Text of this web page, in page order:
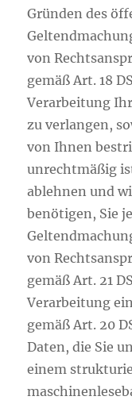
Gründen des
von
gemäß Art. 18
Verarbeitung
zu verlangen,
von Ihnen
unrechtmäßig
ablehnen und
benötigen, Sie
von
gemäß Art. 21
Verarbeitung
gemäß Art. 20
Daten, die Sie
einem